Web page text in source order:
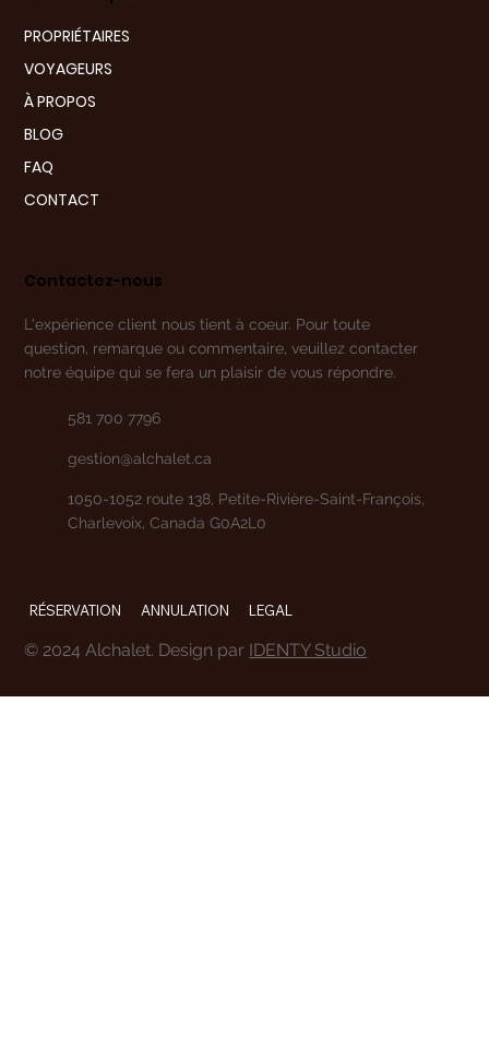
© 2024 Alchalet. Design par IDENTY Studio
PROPRIÉTAIRES
VOYAGEURS
À PROPOS
BLOG
FAQ
CONTACT
Contactez-nous
L'expérience client nous tient à coeur. Pour toute
question, remarque ou commentaire, veuillez contacter
notre équipe qui se fera un plaisir de vous répondre.
581 700 7796
gestion@alchalet.ca
1050-1052 route 138, Petite-Rivière-Saint-François,
Charlevoix, Canada G0A2L0
RÉSERVATION ANNULATION LEGAL